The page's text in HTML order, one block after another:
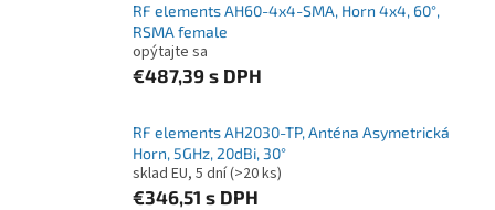
RF elements AH60-4x4-SMA, Horn 4x4, 60°,
RSMA female
opýtajte sa
€487,39 s DPH
RF elements AH2030-TP, Anténa Asymetrická
Horn, 5GHz, 20dBi, 30°
sklad EU, 5 dní(>20 ks)
€346,51 s DPH